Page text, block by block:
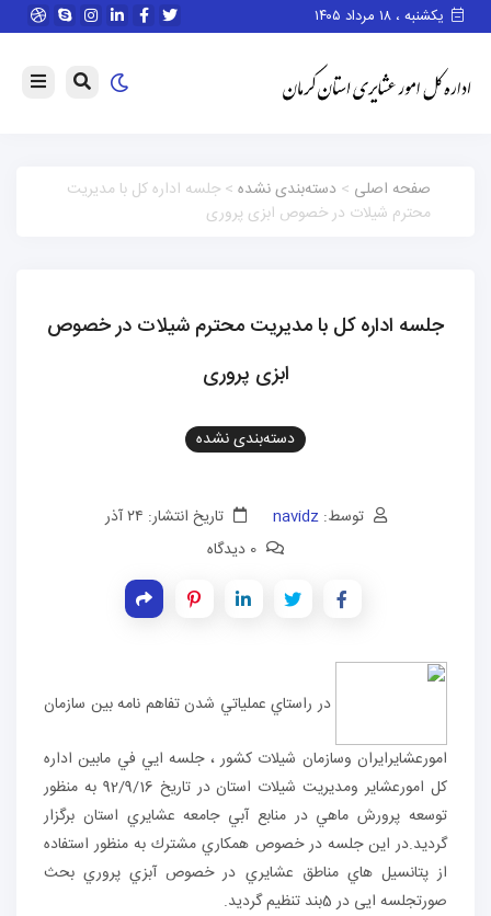
یکشنبه ، ۱۸ مرداد ۱۴۰۵
صفحه اصلی > دسته‌بندی نشده > جلسه اداره کل با مدیریت
محترم شیلات در خصوص ابزی پروری
جلسه اداره کل با مدیریت محترم شیلات در خصوص
ابزی پروری
دسته‌بندی نشده
توسط:navidz
تاریخ انتشار: ۲۴ آذر
در راستاي عملياتي شدن تفاهم نامه بين سازمان
امورعشايرايران وسازمان شيلات كشور ، جلسه ايي في مابين اداره
كل امورعشاير ومديريت شيلات استان در تاریخ 92/9/16 به منظور
توسعه پرورش ماهي در منابع آبي جامعه عشايري استان برگزار
گرديد.در اين جلسه در خصوص همكاري مشترك به منظور استفاده
از پتانسيل هاي مناطق عشايري در خصوص آبزي پروري بحث
صورتجلسه ایی در 5بند تنظیم گردید.